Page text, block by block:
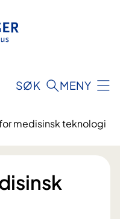
SØK MENY
medisinsk teknologi